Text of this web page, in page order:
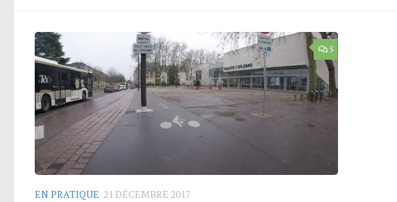
5
EN PRATIQUE 21 DÉCEMBRE 2017